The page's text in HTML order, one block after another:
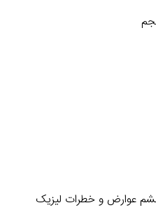
عوارض و خطرات لیزیک